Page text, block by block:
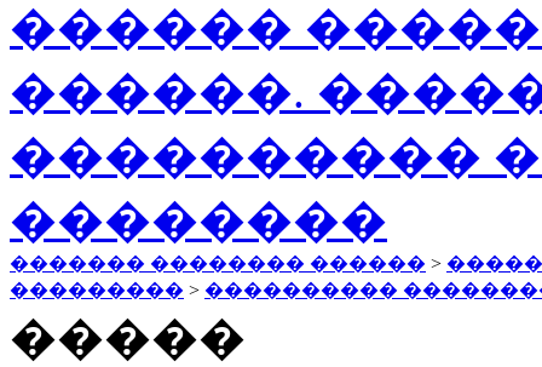
������
������.
����������
��������
������� �������� ������ >
��������� > ����������
�����